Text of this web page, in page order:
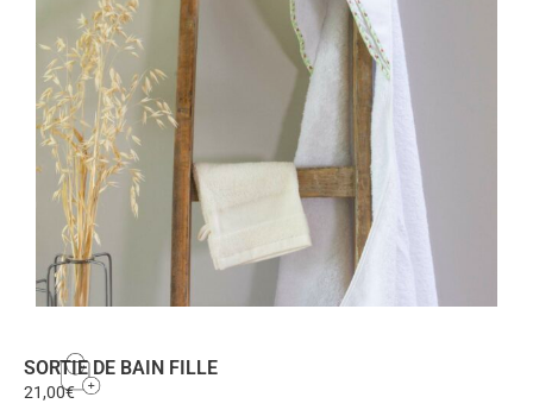
SORTIE DE BAIN FILLE
21,00€